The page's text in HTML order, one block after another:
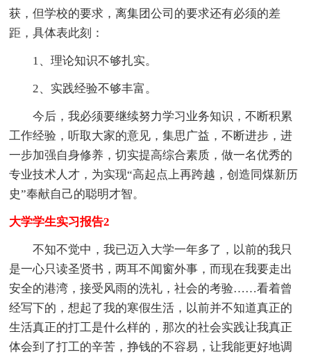
获，但学校的要求，离集团公司的要求还有必须的差
距，具体表此刻：
1、理论知识不够扎实。
2、实践经验不够丰富。
今后，我必须要继续努力学习业务知识，不断积累
工作经验，听取大家的意见，集思广益，不断进步，进
一步加强自身修养，切实提高综合素质，做一名优秀的
专业技术人才，为实现“高起点上再跨越，创造同煤新历
史”奉献自己的聪明才智。
大学学生实习报告2
不知不觉中，我已迈入大学一年多了，以前的我只
是一心只读圣贤书，两耳不闻窗外事，而现在我要走出
安全的港湾，接受风雨的洗礼，社会的考验……看着曾
经写下的，想起了我的寒假生活，以前并不知道真正的
生活真正的打工是什么样的，那次的社会实践让我真正
体会到了打工的辛苦，挣钱的不容易，让我能更好地调